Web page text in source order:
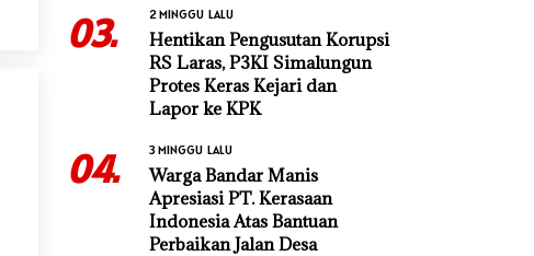
03. 2 MINGGU LALU
Hentikan Pengusutan Korupsi
RS Laras, P3KI Simalungun
Protes Keras Kejari dan
Lapor ke KPK
04. 3 MINGGU LALU
Warga Bandar Manis
Apresiasi PT. Kerasaan
Indonesia Atas Bantuan
Perbaikan Jalan Desa